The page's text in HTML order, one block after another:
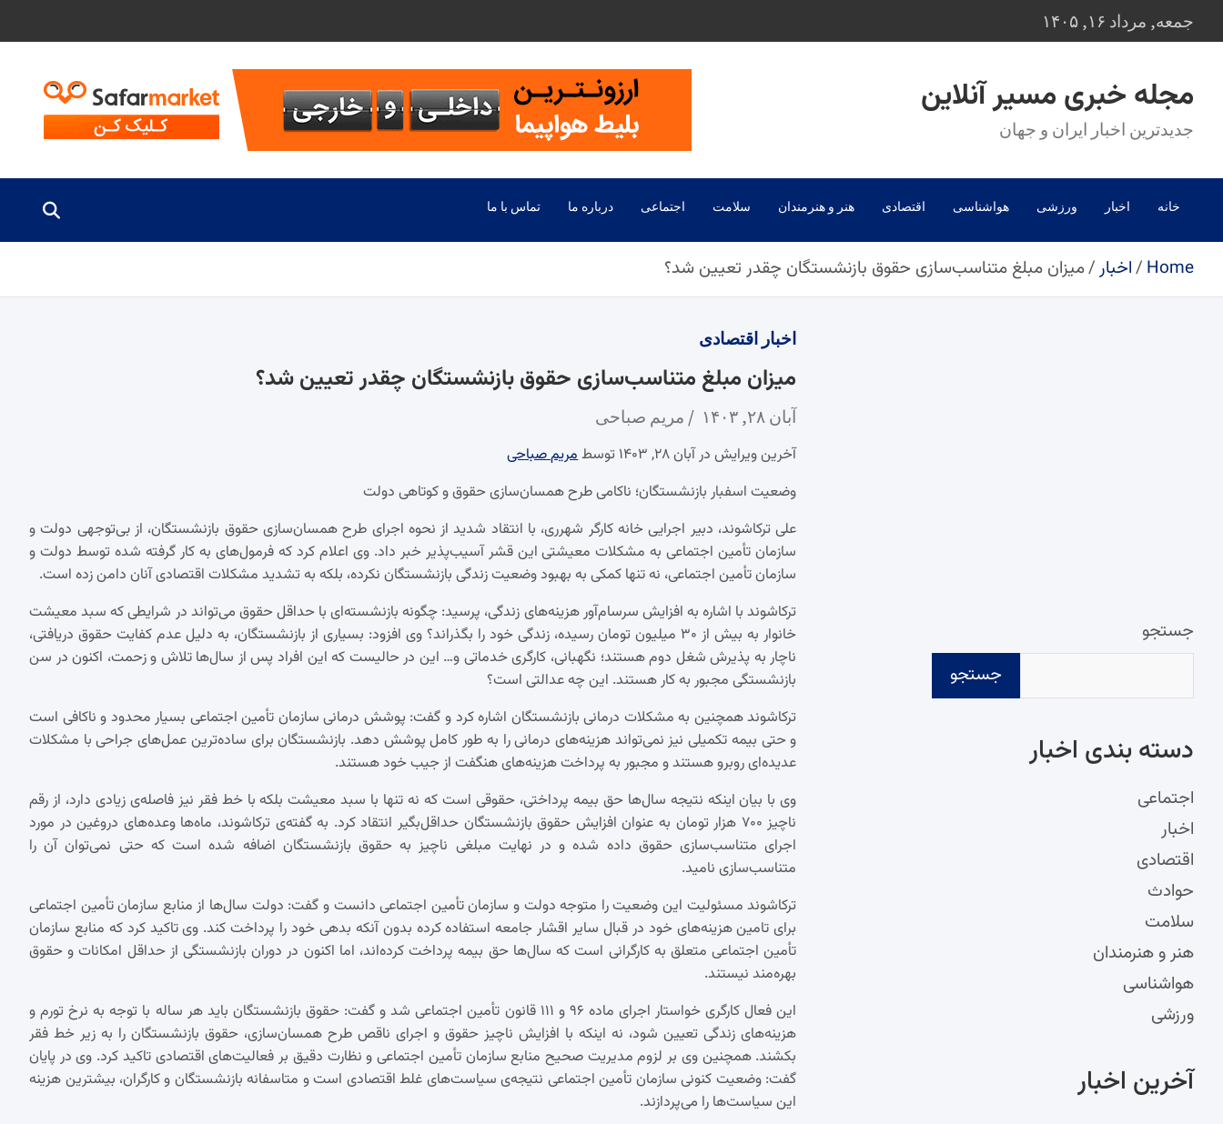
to
جمعه, مرداد ۱۶, ۱۴۰۵
مجله خبری مسیر آنلاین
جدیدترین اخبار ایران و جهان
خانه اخبار ورزشی هواشناسی اقتصادی هنر و هنرمندان سلامت اجتماعی درباره ما تماس با ما
Home اخبار میزان مبلغ متناسب‌سازی حقوق بازنشستگان چقدر تعیین شد؟
اخبار اقتصادی
میزان مبلغ متناسب‌سازی حقوق بازنشستگان چقدر تعیین شد؟
آبان ۲۸, ۱۴۰۳ مریم صباحی
آخرین ویرایش در آبان ۲۸, ۱۴۰۳ توسط
مریم صباحی
وضعیت اسفبار بازنشستگان؛ ناکامی طرح همسان‌سازی حقوق و کوتاهی دولت
علی ترکاشوند، دبیر اجرایی خانه کارگر شهرری، با انتقاد شدید از نحوه اجرای طرح همسان‌سازی حقوق بازنشستگان، از بی‌توجهی دولت و
سازمان تأمین اجتماعی به مشکلات معیشتی این قشر آسیب‌پذیر خبر داد. وی اعلام کرد که فرمول‌های به کار گرفته شده توسط دولت و
سازمان تأمین اجتماعی، نه تنها کمکی به بهبود وضعیت زندگی بازنشستگان نکرده، بلکه به تشدید مشکلات اقتصادی آنان دامن زده است.
ترکاشوند با اشاره به افزایش سرسام‌آور هزینه‌های زندگی، پرسید: چگونه بازنشسته‌ای با حداقل حقوق می‌تواند در شرایطی که سبد معیشت
خانوار به بیش از ۳۰ میلیون تومان رسیده، زندگی خود را بگذراند؟ وی افزود: بسیاری از بازنشستگان، به دلیل عدم کفایت حقوق دریافتی،
ناچار به پذیرش شغل دوم هستند؛ نگهبانی، کارگری خدماتی و… این در حالیست که این افراد پس از سال‌ها تلاش و زحمت، اکنون در سن
بازنشستگی مجبور به کار هستند. این چه عدالتی است؟
ترکاشوند همچنین به مشکلات درمانی بازنشستگان اشاره کرد و گفت: پوشش درمانی سازمان تأمین اجتماعی بسیار محدود و ناکافی است
و حتی بیمه تکمیلی نیز نمی‌تواند هزینه‌های درمانی را به طور کامل پوشش دهد. بازنشستگان برای ساده‌ترین عمل‌های جراحی با مشکلات
عدیده‌ای روبرو هستند و مجبور به پرداخت هزینه‌های هنگفت از جیب خود هستند.
وی با بیان اینکه نتیجه سال‌ها حق بیمه پرداختی، حقوقی است که نه تنها با سبد معیشت بلکه با خط فقر نیز فاصله‌ی زیادی دارد، از رقم
ناچیز ۷۰۰ هزار تومان به عنوان افزایش حقوق بازنشستگان حداقل‌بگیر انتقاد کرد. به گفته‌ی ترکاشوند، ماه‌ها وعده‌های دروغین در مورد
اجرای متناسب‌سازی حقوق داده شده و در نهایت مبلغی ناچیز به حقوق بازنشستگان اضافه شده است که حتی نمی‌توان آن را
متناسب‌سازی نامید.
ترکاشوند مسئولیت این وضعیت را متوجه دولت و سازمان تأمین اجتماعی دانست و گفت: دولت سال‌ها از منابع سازمان تأمین اجتماعی
برای تامین هزینه‌های خود در قبال سایر اقشار جامعه استفاده کرده بدون آنکه بدهی خود را پرداخت کند. وی تاکید کرد که منابع سازمان
تأمین اجتماعی متعلق به کارگرانی است که سال‌ها حق بیمه پرداخت کرده‌اند، اما اکنون در دوران بازنشستگی از حداقل امکانات و حقوق
بهره‌مند نیستند.
این فعال کارگری خواستار اجرای ماده ۹۶ و ۱۱۱ قانون تأمین اجتماعی شد و گفت: حقوق بازنشستگان باید هر ساله با توجه به نرخ تورم و
هزینه‌های زندگی تعیین شود، نه اینکه با افزایش ناچیز حقوق و اجرای ناقص طرح همسان‌سازی، حقوق بازنشستگان را به زیر خط فقر
بکشند. همچنین وی بر لزوم مدیریت صحیح منابع سازمان تأمین اجتماعی و نظارت دقیق بر فعالیت‌های اقتصادی تاکید کرد. وی در پایان
گفت: وضعیت کنونی سازمان تأمین اجتماعی نتیجه‌ی سیاست‌های غلط اقتصادی است و متاسفانه بازنشستگان و کارگران، بیشترین هزینه
این سیاست‌ها را می‌پردازند.
جستجو
جستجو
دسته‌ بندی اخبار
اجتماعی
اخبار
اقتصادی
حوادث
سلامت
هنر و هنرمندان
هواشناسی
ورزشی
آخرین اخبار